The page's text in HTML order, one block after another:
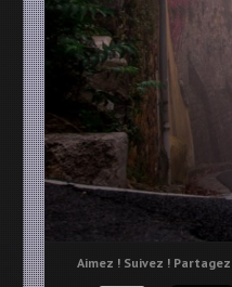
Aimez ! Suivez !